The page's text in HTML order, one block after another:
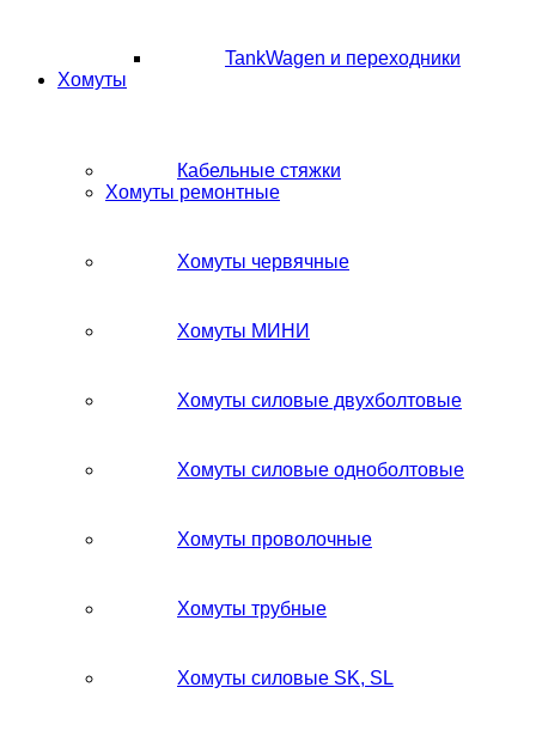
TankWagen и переходники
Хомуты
Кабельные стяжки
Хомуты ремонтные
Хомуты червячные
Хомуты МИНИ
Хомуты силовые двухболтовые
Хомуты силовые одноболтовые
Хомуты проволочные
Хомуты трубные
Хомуты силовые SK, SL